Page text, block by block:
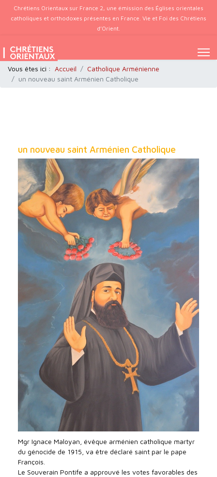
Chrétiens Orientaux sur France 2, une émission des Églises orientales
catholiques et orthodoxes présentes en France. Vie et Foi des Chrétiens
d’Orient.
Vous êtes ici : Accueil
Catholique Arménienne
un nouveau saint Arménien Catholique
un nouveau saint Arménien Catholique
Mgr Ignace Maloyan, évêque arménien catholique martyr
du génocide de 1915, va être déclaré saint par le pape
François.
Le Souverain Pontife a approuvé les votes favorables des